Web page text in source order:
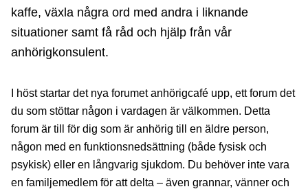
kaffe, växla några ord med andra i liknande
situationer samt få råd och hjälp från vår
anhörigkonsulent.
I höst startar det nya forumet anhörigcafé upp, ett forum det
du som stöttar någon i vardagen är välkommen. Detta
forum är till för dig som är anhörig till en äldre person,
någon med en funktionsnedsättning (både fysisk och
psykisk) eller en långvarig sjukdom. Du behöver inte vara
en familjemedlem för att delta – även grannar, vänner och